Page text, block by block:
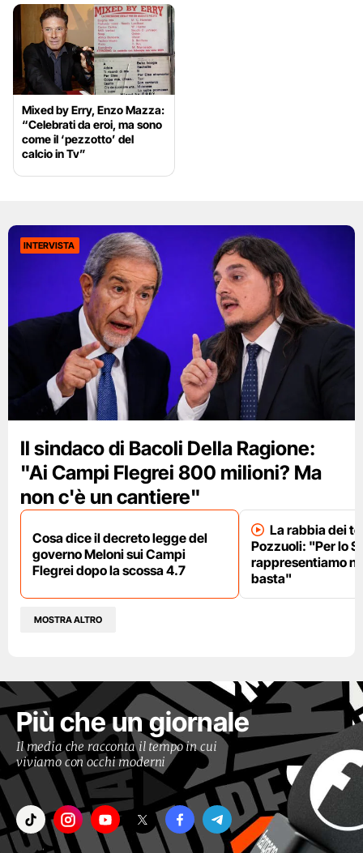
Mixed by Erry, Enzo Mazza:
“Celebrati da eroi, ma sono
come il ‘pezzotto’ del
calcio in Tv”
INTERVISTA
Il sindaco di Bacoli Della Ragione:
"Ai Campi Flegrei 800 milioni? Ma
non c'è un cantiere"
Cosa dice il decreto legge del
governo Meloni sui Campi
Flegrei dopo la scossa 4.7
La rabbia dei
Pozzuoli: "Per lo
rappresentiamo
basta"
MOSTRA ALTRO
Più che un giornale
Il media che racconta il tempo in cui
viviamo con occhi moderni